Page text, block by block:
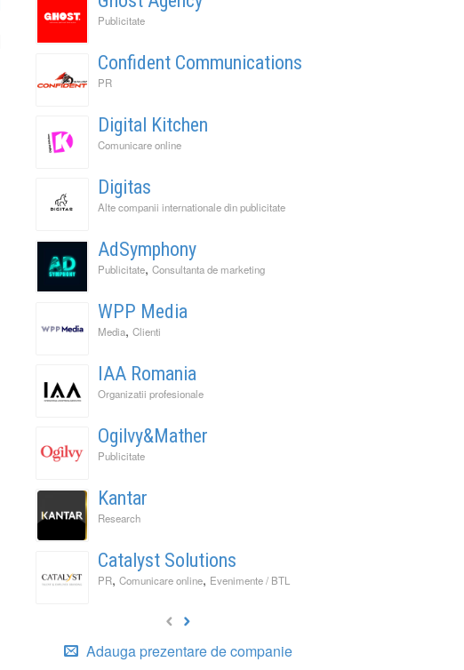
Publicitate
Confident Communications
PR
Digital Kitchen
Comunicare online
Digitas
Alte companii internationale din publicitate
AdSymphony
Publicitate, Consultanta de marketing
WPP Media
Media, Clienti
IAA Romania
Organizatii profesionale
Ogilvy&Mather
Publicitate
Kantar
Research
Catalyst Solutions
PR, Comunicare online, Evenimente / BTL
Adauga prezentare de companie